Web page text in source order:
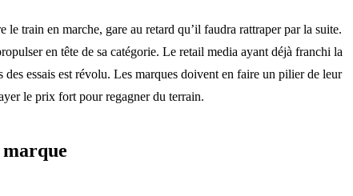
le train en marche, gare au retard qu’il faudra rattraper par la suite.
en tête de sa catégorie. Le retail media ayant déjà franchi la
des essais est révolu. Les marques doivent en faire un pilier de leur
le prix fort pour regagner du terrain.